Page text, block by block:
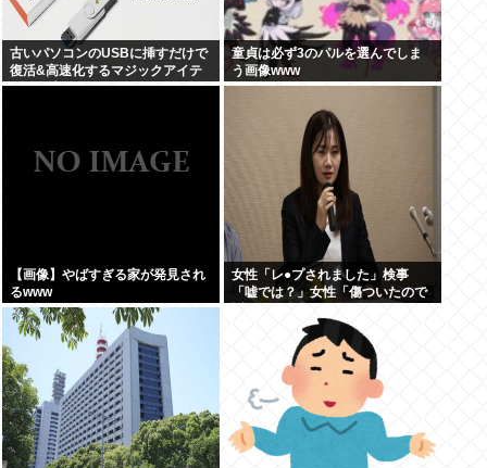
古いパソコンのUSBに挿すだけで
復活&高速化するマジックアイテ
ムが発売される
童貞は必ず3のパルを選んでしま
う画像www
【画像】やばすぎる家が発見され
るwww
女性「レ●プされました」検事
「嘘では？」女性「傷ついたので